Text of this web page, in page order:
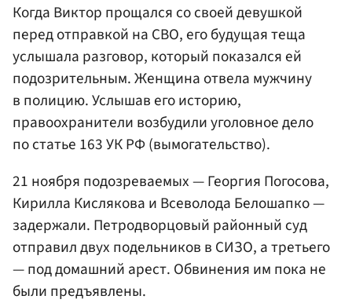
Когда Виктор прощался со своей девушкой
перед отправкой на СВО, его будущая теща
услышала разговор, который показался ей
подозрительным. Женщина отвела мужчину
в полицию. Услышав его историю,
правоохранители возбудили уголовное дело
по статье 163 УК РФ (вымогательство).
21 ноября подозреваемых — Георгия Погосова,
Кирилла Кислякова и Всеволода Белошапко —
задержали. Петродворцовый районный суд
отправил двух подельников в СИЗО, а третьего
— под домашний арест. Обвинения им пока не
были предъявлены.